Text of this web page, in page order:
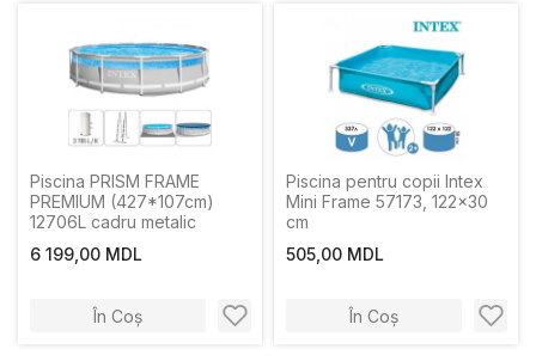
Piscina PRISM FRAME
PREMIUM (427*107cm)
12706L cadru metalic
6 199,00 MDL
În Coș
Piscina pentru copii Intex
Mini Frame 57173, 122x30
cm
505,00 MDL
În Coș